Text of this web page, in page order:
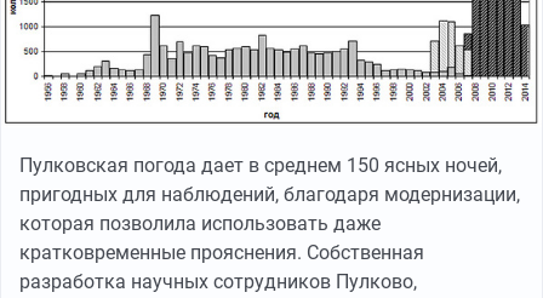
Пулковская погода дает в среднем 150 ясных ночей,
пригодных для наблюдений, благодаря модернизации,
которая позволила использовать даже
кратковременные прояснения. Собственная
разработка научных сотрудников Пулково,